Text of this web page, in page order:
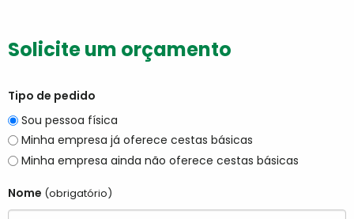
Solicite um orçamento
Tipo de pedido
Sou pessoa física
Minha empresa já oferece cestas básicas
Minha empresa ainda não oferece cestas básicas
Nome (obrigatório)